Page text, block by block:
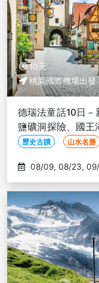
10天
桃園國際機場出發
德瑞法童話10日－
鹽礦洞探險、國王
遺產
歷史古蹟 山水名勝
10/18